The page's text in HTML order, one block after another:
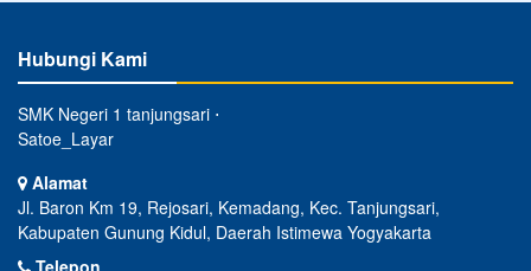
Hubungi Kami
SMK Negeri 1 tanjungsari ⋅
Satoe_Layar
Alamat
Jl. Baron Km 19, Rejosari, Kemadang, Kec. Tanjungsari,
Kabupaten Gunung Kidul, Daerah Istimewa Yogyakarta
Telepon